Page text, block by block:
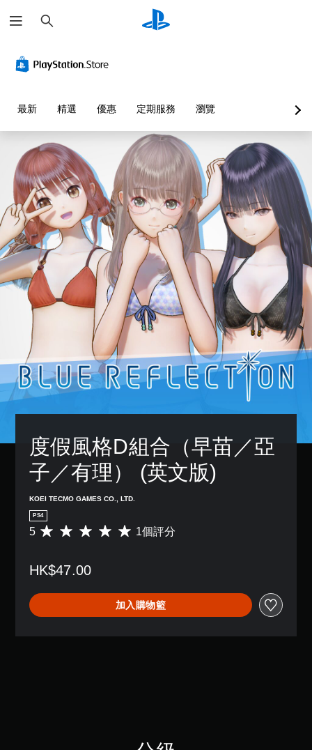
尋
最新 精選 優惠 定期服務 瀏覽
度假風格D組合（早苗／亞
子／有理） (英文版)
KOEI TECMO GAMES CO., LTD.
PS4
平
分
5
顆
星
5 1個評分
HK$47.00
加入購物籃